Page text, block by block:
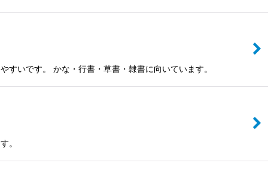
いです。 かな・行書・草書・隷書に向いています。
。